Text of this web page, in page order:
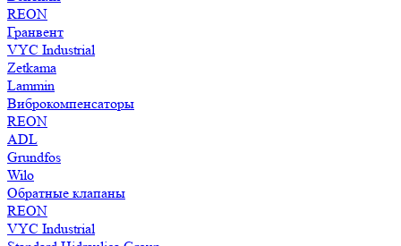
REON
Гранвент
VYC Industrial
Zetkama
Lammin
Виброкомпенсаторы
REON
ADL
Grundfos
Wilo
Обратные клапаны
REON
VYC Industrial